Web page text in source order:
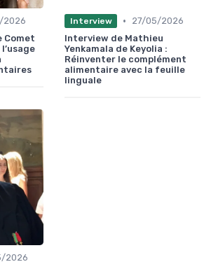
2026
Comet
Interview •
27/05/2026
Interview de Mathieu
Yenkamala de Keyolia :
Réinventer le complément
alimentaire avec la feuille
linguale
2026